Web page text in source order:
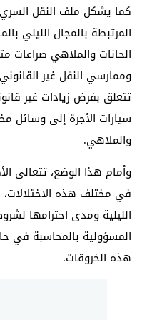
كما يشكل ملف النقل
المرتبطة بالمجال الليلي
الحانات والملاهي صراعات
وممارسي النقل غير
تتعلق بفرض زيادات غير
سيارات الأجرة إلى وسائل
والملاهي.
وأمام هذا الوضع، تتعالى
في مختلف هذه
الليلية ومدى احترامها
المسؤولية بالمحاسبة في
هذه الخروقات.